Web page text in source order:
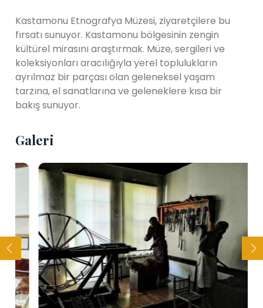
Kastamonu Etnografya Müzesi, ziyaretçilere bu
fırsatı sunuyor. Kastamonu bölgesinin zengin
kültürel mirasını araştırmak. Müze, sergileri ve
koleksiyonları aracılığıyla yerel toplulukların
ayrılmaz bir parçası olan geleneksel yaşam
tarzına, el sanatlarına ve geleneklere kısa bir
bakış sunuyor.
Galeri